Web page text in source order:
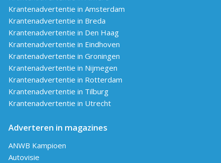
Krantenadvertentie in Amsterdam
Krantenadvertentie in Breda
Krantenadvertentie in Den Haag
Krantenadvertentie in Eindhoven
Krantenadvertentie in Groningen
Krantenadvertentie in Nijmegen
Krantenadvertentie in Rotterdam
Krantenadvertentie in Tilburg
Krantenadvertentie in Utrecht
Adverteren in magazines
ANWB Kampioen
Autovisie